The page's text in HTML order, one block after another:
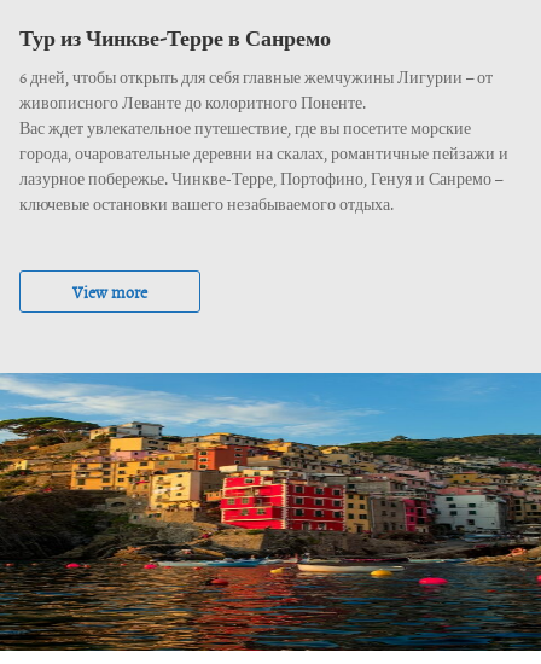
Тур из Чинкве-Терре в Санремо
6 дней, чтобы открыть для себя главные жемчужины Лигурии – от
живописного Леванте до колоритного Поненте.
Вас ждет увлекательное путешествие, где вы посетите морские
города, очаровательные деревни на скалах, романтичные пейзажи и
лазурное побережье. Чинкве-Терре, Портофино, Генуя и Санремо –
ключевые остановки вашего незабываемого отдыха.
View more